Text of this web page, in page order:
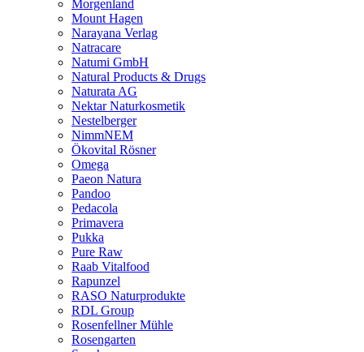
Morgenland
Mount Hagen
Narayana Verlag
Natracare
Natumi GmbH
Natural Products & Drugs
Naturata AG
Nektar Naturkosmetik
Nestelberger
NimmNEM
Ökovital Rösner
Omega
Paeon Natura
Pandoo
Pedacola
Primavera
Pukka
Pure Raw
Raab Vitalfood
Rapunzel
RASO Naturprodukte
RDL Group
Rosenfellner Mühle
Rosengarten